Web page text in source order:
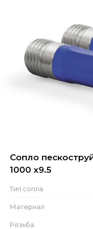
Сопло
1000 х9.5
Тип сопла
Материал
Резьба